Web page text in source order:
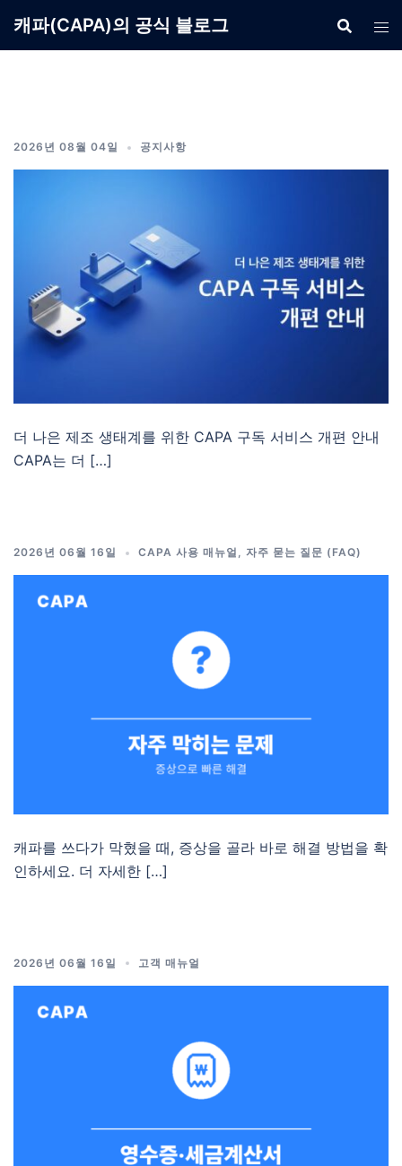
캐파(CAPA)의 공식 블로그
2026년 08월 04일 공지사항
더 나은 제조 생태계를 위한 CAPA 구독 서비스 개편 안내
CAPA는 더 […]
2026년 06월 16일 CAPA 사용 매뉴얼 , 자주 묻는 질문 (FAQ)
캐파를 쓰다가 막혔을 때, 증상을 골라 바로 해결 방법을 확
인하세요. 더 자세한 […]
2026년 06월 16일 고객 매뉴얼